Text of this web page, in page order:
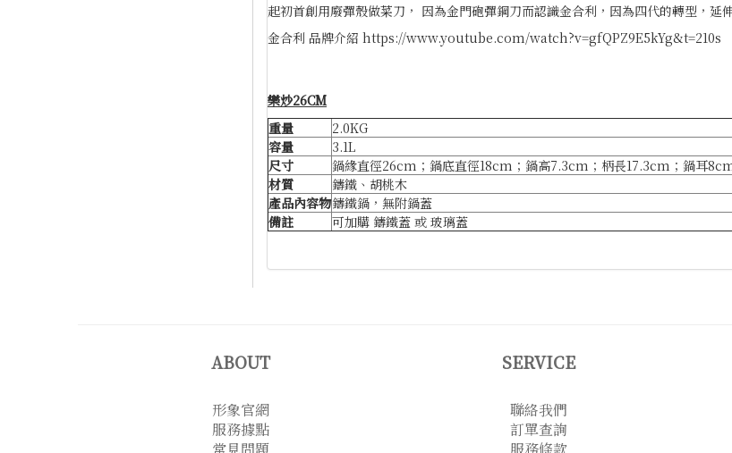
起初首創用廢彈殼做菜刀， 因為金門砲彈鋼刀而認識金合利，因為四代的轉型，延
金合利 品牌介紹 https://www.youtube.com/watch?v=gfQPZ9E5kYg&t=210s
樂炒26CM
重量
2.0KG
容量
3.1L
尺寸
鍋緣直徑26cm；鍋底直徑18cm；鍋高7.3cm；柄長17.3cm；鍋耳
材質
鑄鐵、胡桃木
產品內容物鑄鐵鍋，無附鍋蓋
備註
可加購 鑄鐵蓋 或 玻璃蓋
ABOUT SERVICE
形象官網
聯絡我們
服務據點
訂單查詢